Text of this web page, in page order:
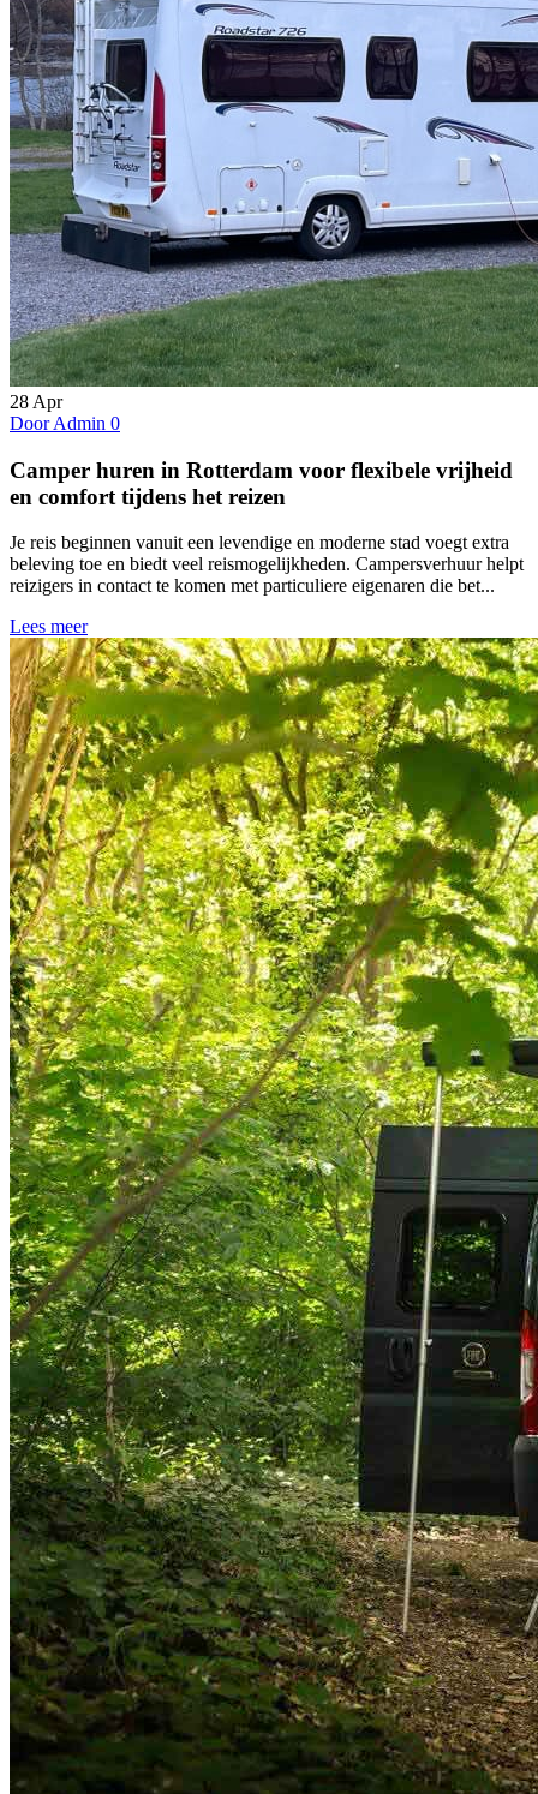
28 Apr
Door Admin 0
Camper huren in Rotterdam voor flexibele vrijheid
en comfort tijdens het reizen
Je reis beginnen vanuit een levendige en moderne stad voegt extra
beleving toe en biedt veel reismogelijkheden. Campersverhuur helpt
reizigers in contact te komen met particuliere eigenaren die bet...
Lees meer